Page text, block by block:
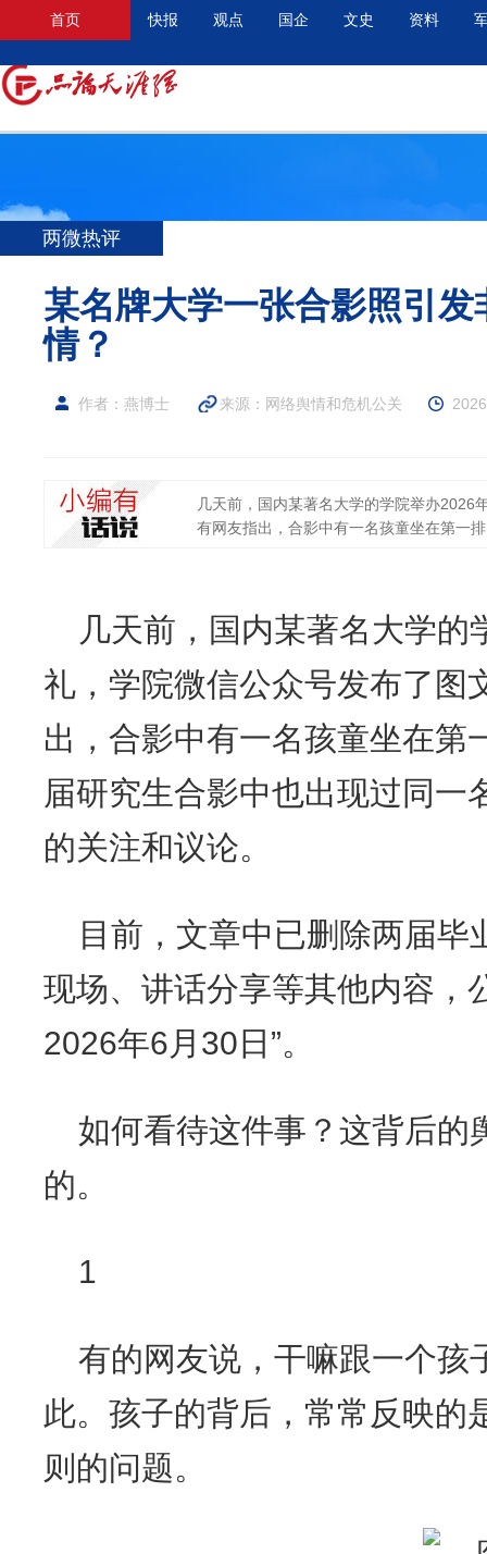
首页 快报 观点 国企 文史 资料
两微热评
某名牌大学一张合影照引
情？
作者：燕博士 来源： 网络舆情和危机公关
几天前，国内某著名大学的学院举办2026
有网友指出，合影中有一名孩童坐在第一
几天前，国内某著名大学
礼，学院微信公众号发布了图
出，合影中有一名孩童坐在第
届研究生合影中也出现过同一
的关注和议论。
目前，文章中已删除两届毕
现场、讲话分享等其他内容，
2026年6月30日”。
如何看待这件事？这背后的
的。
1
有的网友说，干嘛跟一个孩
此。孩子的背后，常常反映的
则的问题。